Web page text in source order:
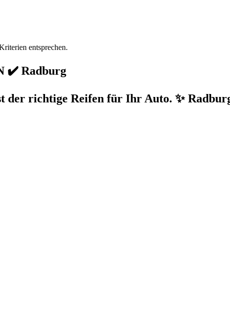
entsprechen.
✔️ Radburg
der richtige Reifen für Ihr Auto. ✨